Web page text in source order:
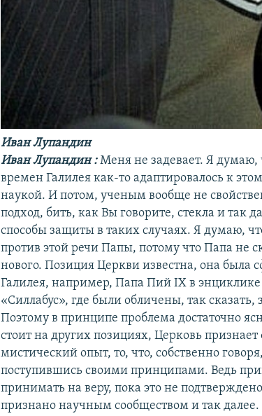
Иван Лупандин
Иван Лупандин : Меня не задевает. Я думаю,
времен Галилея как-то адаптировалось к
наукой. И потом, ученым вообще не
подход, бить, как Вы говорите, стекла и так
способы защиты в таких случаях. Я думаю,
против этой речи Папы, потому что Папа не
нового. Позиция Церкви известна, она была
Галилея, например, Папа Пий IX в
«Силлабус», где были обличены, так
Поэтому в принципе проблема достаточно
стоит на других позициях, Церковь
мистический опыт, то, что, собственно
поступившись своими принципами. Ведь
принимать на веру, пока это не
признано научным сообществом и так